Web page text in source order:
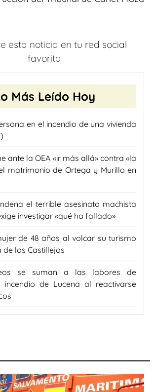
esta noticia en tu red social
favorita
Más Leído Hoy
en el incendio de una vivienda
ante la OEA «ir más allá» contra «la
matrimonio de Ortega y Murillo en
el terrible asesinato machista
investigar «qué ha fallado»
de 48 años al volcar su turismo
de los Castillejos
se suman a las labores de
incendio de Lucena al reactivarse